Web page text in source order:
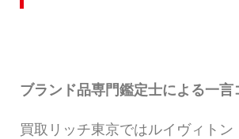
ブランド品専門鑑定士による一言
買取リッチ東京ではルイヴィトン